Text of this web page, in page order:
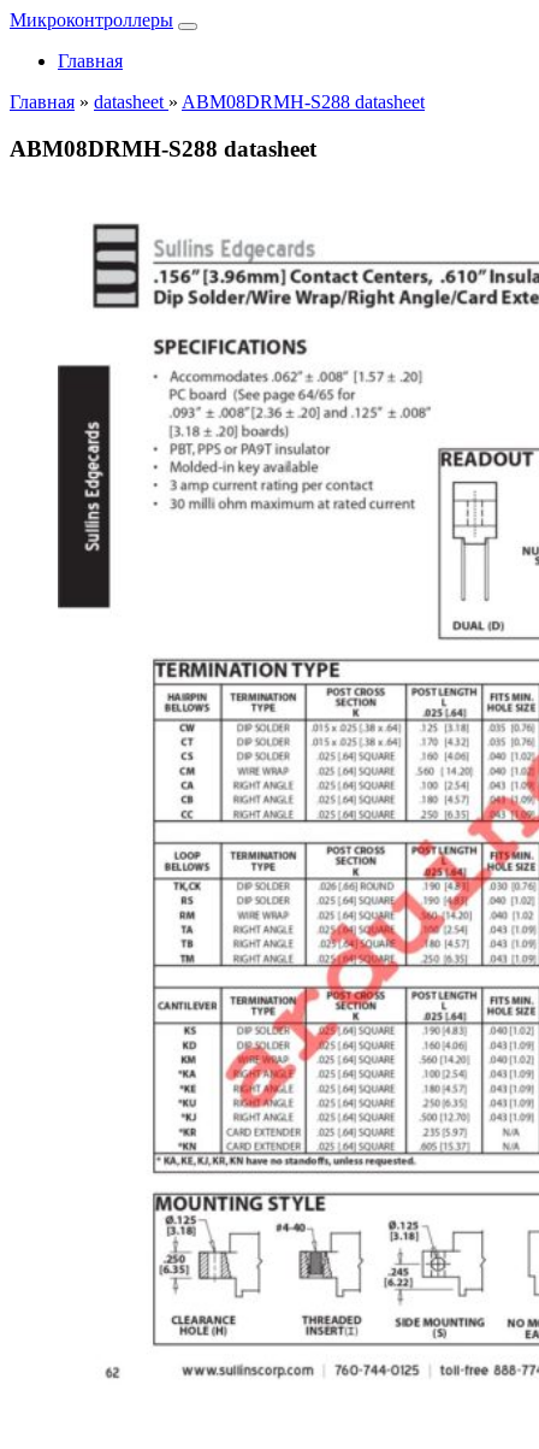
Микроконтроллеры
Главная
Главная » datasheet » ABM08DRMH-S288 datasheet
ABM08DRMH-S288 datasheet